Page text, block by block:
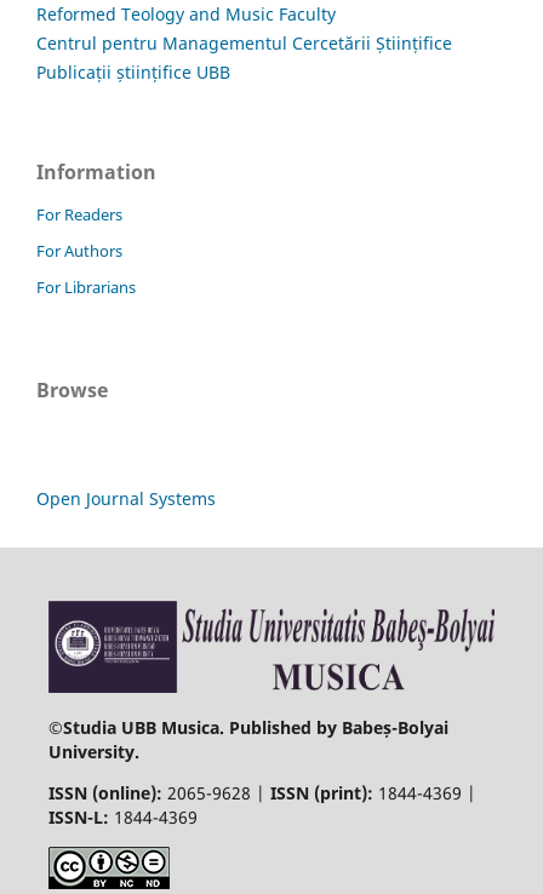
Reformed Teology and Music Faculty
Centrul pentru Managementul Cercetării Științifice
Publicații științifice UBB
Information
For Readers
For Authors
For Librarians
Browse
Open Journal Systems
©Studia UBB Musica. Published by Babeș-Bolyai
University.
ISSN (online): 2065-9628 | ISSN (print): 1844-4369 |
ISSN-L: 1844-4369